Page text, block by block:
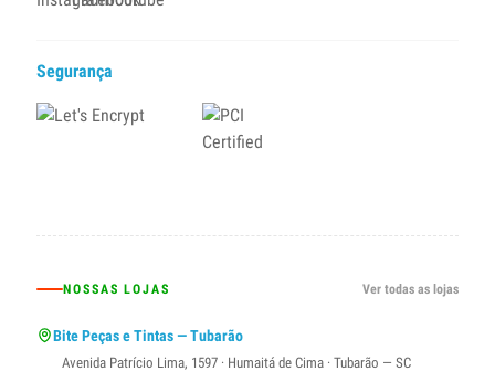
Segurança
NOSSAS LOJAS Ver todas as lojas
Bite Peças e Tintas — Tubarão
Avenida Patrício Lima, 1597 · Humaitá de Cima · Tubarão — SC